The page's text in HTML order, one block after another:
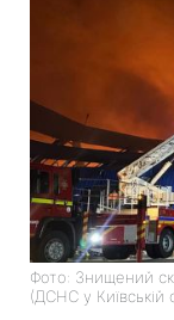
Фото: Знищений
(ДСНС у Київській